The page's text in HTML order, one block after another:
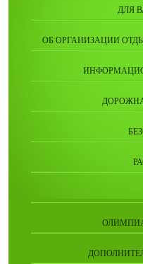
ДЛЯ
ОБ ОРГАНИЗАЦИИ